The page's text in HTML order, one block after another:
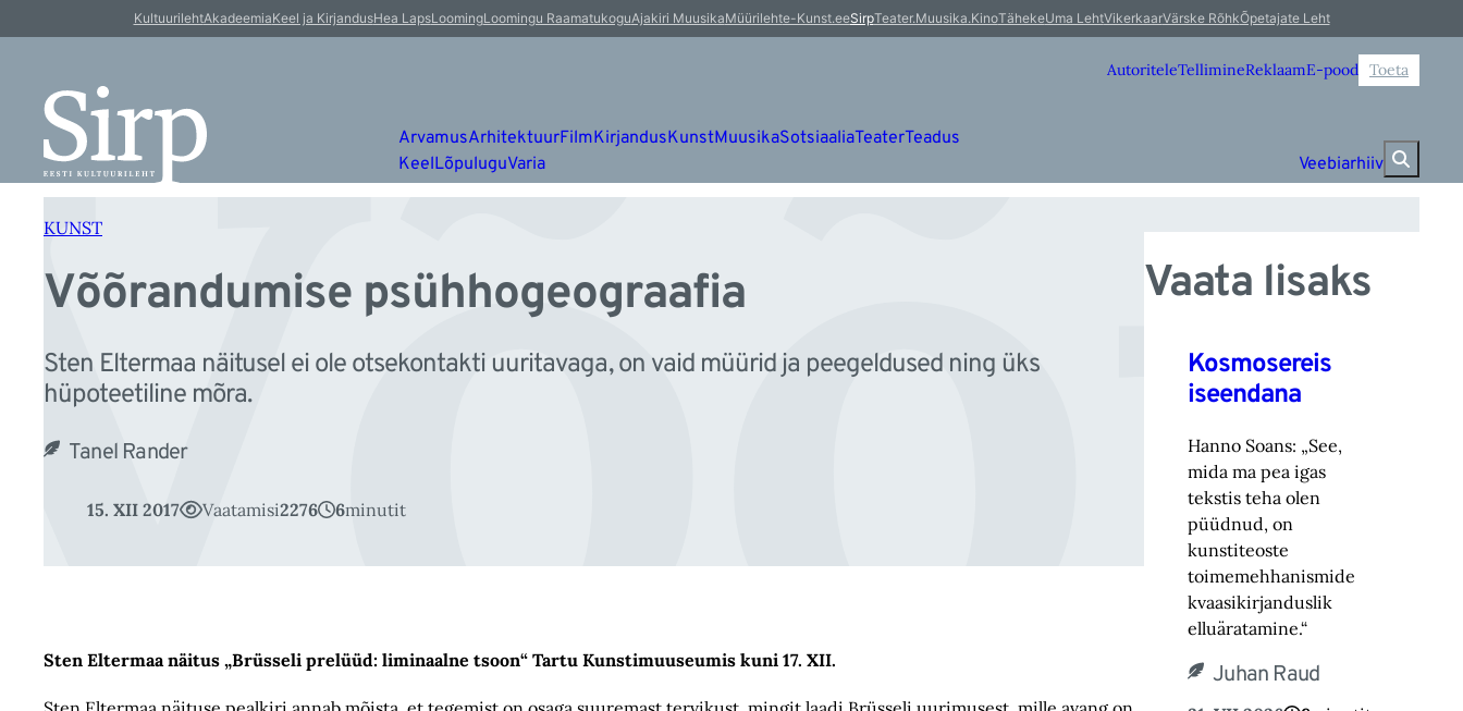
sisu
KultuurilehtAkadeemiaKeel ja KirjandusHea LapsLoomingLoomingu RaamatukoguAjakiri MuusikaMüürilehte-Kunst.eeSirpTeater.Muusika.KinoTähekeUma LehtVikerkaarVärske RõhkÕpetajate Leht
AutoriteleTellimineReklaamE-pood Toeta
ArvamusArhitektuurFilmKirjandusKunstMuusikaSotsiaaliaTeaterTeadus
KeelLõpuluguVaria Veebiarhiiv
KUNST
Võõrandumise psühhogeograafia
Sten Eltermaa näitusel ei ole otsekontakti uuritavaga, on vaid müürid ja peegeldused ning üks
hüpoteetiline mõra.
Tanel Rander
15. XII 2017 Vaatamisi2276 6minutit
Sten Eltermaa näitus „Brüsseli prelüüd: liminaalne tsoon“ Tartu Kunstimuuseumis kuni 17. XII.
Vaata lisaks
Kosmosereis
iseendana
Hanno Soans: „See,
mida ma pea igas
tekstis teha olen
püüdnud, on
kunstiteoste
toimemehhanismide
kvaasikirjanduslik
elluäratamine.“
Juhan Raud